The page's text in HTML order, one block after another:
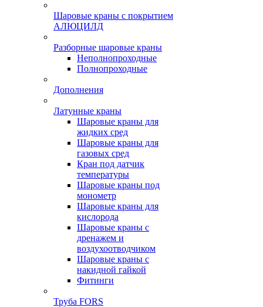
Шаровые краны с покрытием
АЛЮЦИЛД
Разборные шаровые краны
Неполнопроходные
Полнопроходные
Дополнения
Латунные краны
Шаровые краны для
жидких сред
Шаровые краны для
газовых сред
Кран под датчик
температуры
Шаровые краны под
монометр
Шаровые краны для
кислорода
Шаровые краны с
дренажем и
воздухоотводчиком
Шаровые краны с
накидной гайкой
Фитинги
Труба FORS